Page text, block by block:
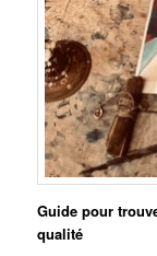
Guide pour
qualité